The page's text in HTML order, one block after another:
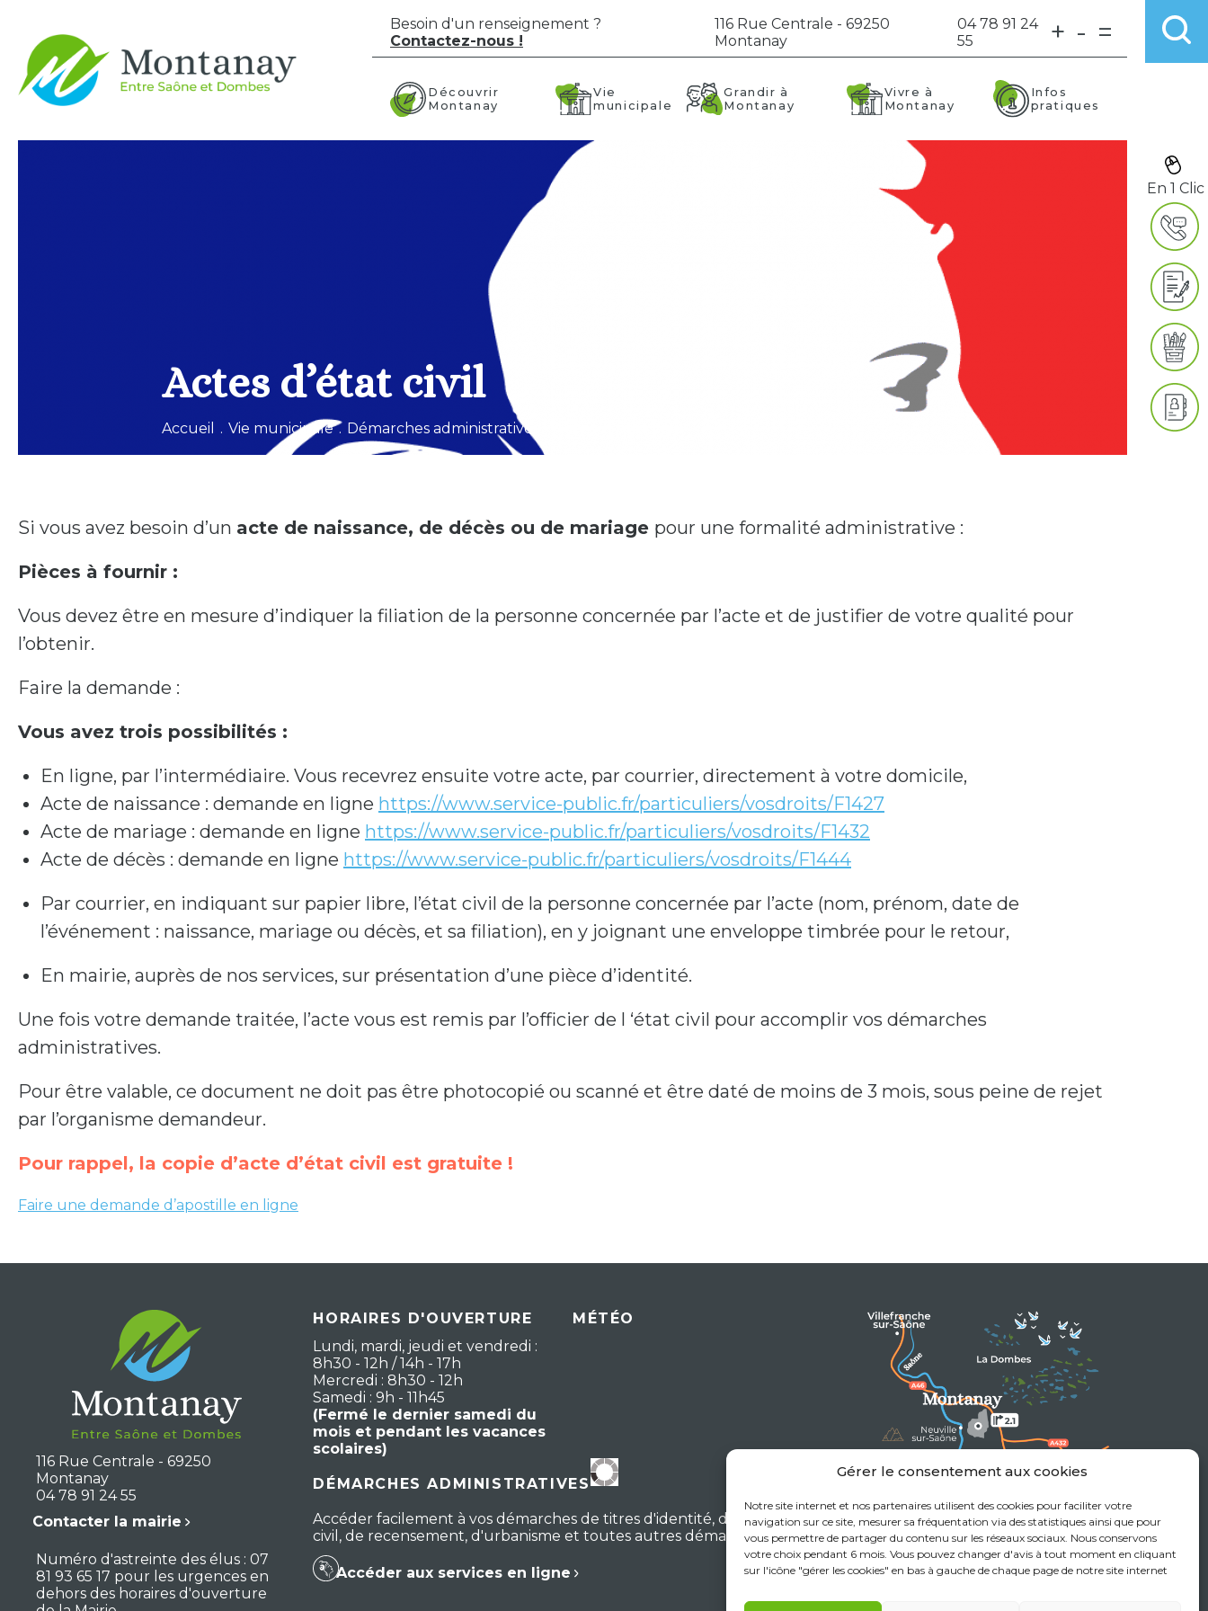
Gérer le consentement aux cookies
Notre site internet et nos partenaires utilisent des cookies pour faciliter votre
navigation sur ce site, mesurer sa fréquentation via des statistiques ainsi que pour
vous permettre de partager du contenu sur les réseaux sociaux. Nous conservons
votre choix pendant 6 mois. Vous pouvez changer d'avis à tout moment en cliquant
sur l'icône "gérer les cookies" en bas à gauche de chaque page de notre site internet
Besoin d'un renseignement ?
Contactez-nous !
116 Rue Centrale - 69250
Montanay
04 78 91 24
55
+ - =
Découvrir
Montanay
Vie
municipale
Grandir à
Montanay
Vivre à
Montanay
Infos
pratiques
En 1 Clic
Actes d’état civil
Accueil . Vie municipale . Démarches administratives
Si vous avez besoin d’un acte de naissance, de décès ou de mariage pour une formalité administrative :
Pièces à fournir :
Vous devez être en mesure d’indiquer la filiation de la personne concernée par l’acte et de justifier de votre qualité pour
l’obtenir.
Faire la demande :
Vous avez trois possibilités :
En ligne, par l’intermédiaire. Vous recevrez ensuite votre acte, par courrier, directement à votre domicile,
Acte de naissance : demande en ligne https://www.service-public.fr/particuliers/vosdroits/F1427
Acte de mariage : demande en ligne https://www.service-public.fr/particuliers/vosdroits/F1432
Acte de décès : demande en ligne https://www.service-public.fr/particuliers/vosdroits/F1444
Par courrier, en indiquant sur papier libre, l’état civil de la personne concernée par l’acte (nom, prénom, date de
l’événement : naissance, mariage ou décès, et sa filiation), en y joignant une enveloppe timbrée pour le retour,
En mairie, auprès de nos services, sur présentation d’une pièce d’identité.
Une fois votre demande traitée, l’acte vous est remis par l’officier de l ‘état civil pour accomplir vos démarches
administratives.
Pour être valable, ce document ne doit pas être photocopié ou scanné et être daté de moins de 3 mois, sous peine de rejet
par l’organisme demandeur.
Pour rappel, la copie d’acte d’état civil est gratuite !
Faire une demande d’apostille en ligne
116 Rue Centrale - 69250
Montanay
04 78 91 24 55
Contacter la mairie
Numéro d'astreinte des élus : 07
81 93 65 17 pour les urgences en
dehors des horaires d'ouverture
HORAIRES D'OUVERTURE
Lundi, mardi, jeudi et vendredi :
8h30 - 12h / 14h - 17h
Mercredi : 8h30 - 12h
Samedi : 9h - 11h45
(Fermé le dernier samedi du
mois et pendant les vacances
scolaires)
MÉTÉO
DÉMARCHES ADMINISTRATIVES
Accéder facilement à vos démarches de titres d'identité, d'actes d'état
civil, de recensement, d'urbanisme et toutes autres démarches
Accéder aux services en ligne